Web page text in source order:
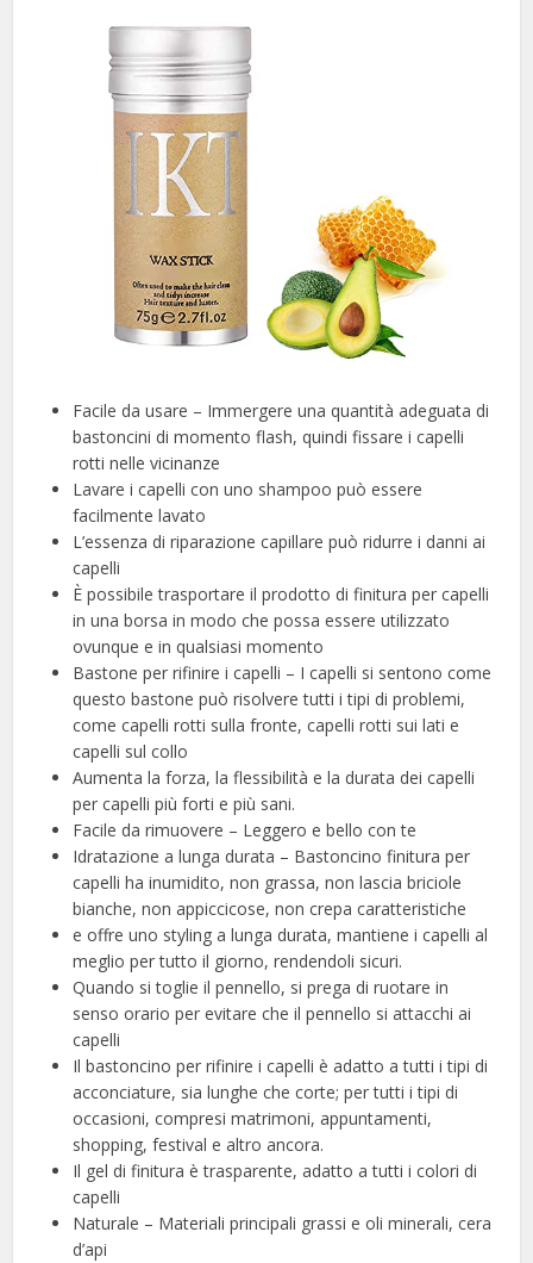
Facile da usare – Immergere una quantità adeguata di
bastoncini di momento flash, quindi fissare i capelli
rotti nelle vicinanze
Lavare i capelli con uno shampoo può essere
facilmente lavato
L’essenza di riparazione capillare può ridurre i danni ai
capelli
È possibile trasportare il prodotto di finitura per capelli
in una borsa in modo che possa essere utilizzato
ovunque e in qualsiasi momento
Bastone per rifinire i capelli – I capelli si sentono come
questo bastone può risolvere tutti i tipi di problemi,
come capelli rotti sulla fronte, capelli rotti sui lati e
capelli sul collo
Aumenta la forza, la flessibilità e la durata dei capelli
per capelli più forti e più sani.
Facile da rimuovere – Leggero e bello con te
Idratazione a lunga durata – Bastoncino finitura per
capelli ha inumidito, non grassa, non lascia briciole
bianche, non appiccicose, non crepa caratteristiche
e offre uno styling a lunga durata, mantiene i capelli al
meglio per tutto il giorno, rendendoli sicuri.
Quando si toglie il pennello, si prega di ruotare in
senso orario per evitare che il pennello si attacchi ai
capelli
Il bastoncino per rifinire i capelli è adatto a tutti i tipi di
acconciature, sia lunghe che corte; per tutti i tipi di
occasioni, compresi matrimoni, appuntamenti,
shopping, festival e altro ancora.
Il gel di finitura è trasparente, adatto a tutti i colori di
capelli
Naturale – Materiali principali grassi e oli minerali, cera
d’api